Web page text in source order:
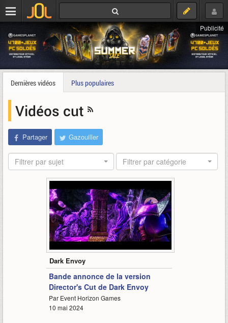
Publicité
Dernières vidéos Plus populaires
Vidéos cut
Partager Gazouiller
Filtrer par sujet Filtrer par catégorie
1:27
Dark Envoy
Bande annonce de la version
Director's Cut de Dark Envoy
Par Event Horizon Games
10 mai 2024